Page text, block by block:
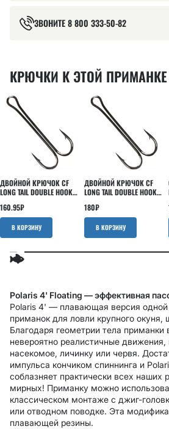
ЗВОНИТЕ8 800 333-50-82
КРЮЧКИ К ЭТОЙ ПРИМАНКЕ
ДВОЙНОЙ КРЮЧОК CF
LONG TAIL DOUBLE HOOK
160.95₽
В КОРЗИНУ
ДВОЙНОЙ КРЮЧОК CF
LONG TAIL DOUBLE HOOK
180₽
В КОРЗИНУ
Polaris 4' Floating — эффективная
Polaris 4' — плавающая версия
приманок для ловли крупного окуня,
Благодаря геометрии тела
невероятно реалистичные
насекомое, личинку или червя.
импульса кончиком спиннинга и
соблазняет практически всех наших
мирных! Приманку можно
классическом монтаже с джиг-
или отводном поводке. Эта
плавающей резины.